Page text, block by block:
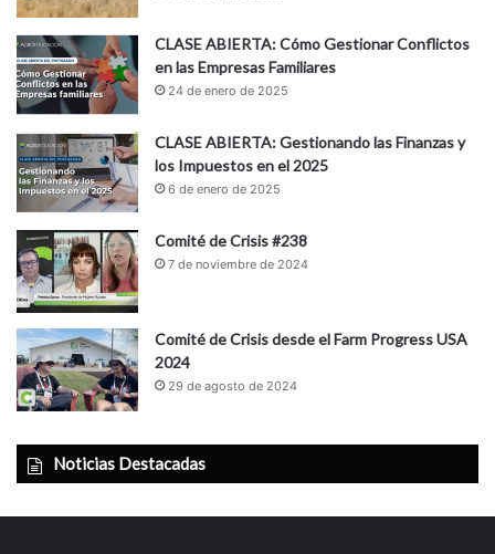
CLASE ABIERTA: Cómo Gestionar Conflictos
en las Empresas Familiares
24 de enero de 2025
CLASE ABIERTA: Gestionando las Finanzas y
los Impuestos en el 2025
6 de enero de 2025
Comité de Crisis #238
7 de noviembre de 2024
Comité de Crisis desde el Farm Progress USA
2024
29 de agosto de 2024
Noticias Destacadas